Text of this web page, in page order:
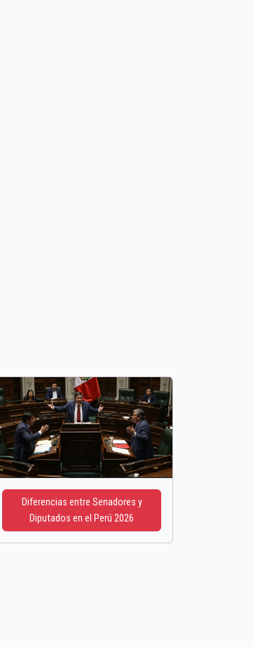
Diferencias entre Senadores y
Diputados en el Perú 2026